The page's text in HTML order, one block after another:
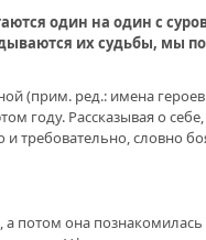
БАЙМАКСКИЙ
ПОЛУЧИЛ
МЕЦЕНАТА
ЧТОБЫ УРОК БЫЛ
один на один с
их судьбы, мы
(прим. ред.: имена
году. Рассказывая о
и требовательно, словно
она познакомилась